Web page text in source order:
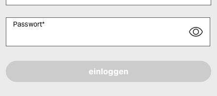
Passwort*